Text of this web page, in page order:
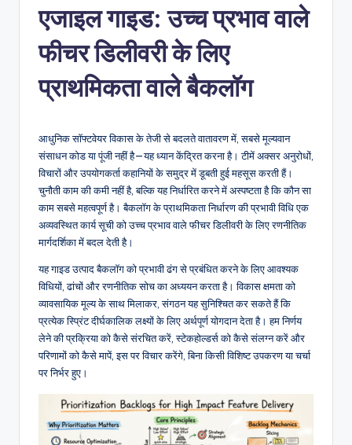
-
A
S
o
w
a
एजाइल गाइड: उच्च प्रभाव वाले
फीचर डिलीवरी के लिए
प्राथमिकता वाले बैकलॉग
आधुनिक सॉफ्टवेयर विकास के तेजी से बदलते वातावरण में, सबसे मूल्यवान
संसाधन कोड या पूंजी नहीं है—यह ध्यान केंद्रित करना है। टीमें अक्सर अनुरोधों,
विचारों और उपयोगकर्ता कहानियों के समुद्र में डूबती हुई महसूस करती हैं।
चुनौती काम की कमी नहीं है, बल्कि यह निर्धारित करने में अस्पष्टता है कि कौन सा
काम सबसे महत्वपूर्ण है। बैकलॉग के प्राथमिकता निर्धारण की प्रभावी विधि एक
अव्यवस्थित कार्य सूची को उच्च प्रभाव वाले फीचर डिलीवरी के लिए रणनीतिक
मार्गदर्शिका में बदल देती है।
यह गाइड उत्पाद बैकलॉग को प्रभावी ढंग से प्रबंधित करने के लिए आवश्यक
विधियों, ढांचों और रणनीतिक सोच का अध्ययन करता है। विकास क्षमता को
व्यावसायिक मूल्य के साथ मिलाकर, संगठन यह सुनिश्चित कर सकते हैं कि
प्रत्येक स्प्रिंट दीर्घकालिक लक्ष्यों के लिए अर्थपूर्ण योगदान देता है। हम निर्णय
लेने की प्रक्रिया को कैसे संरचित करें, स्टेकहोल्डर्स को कैसे संलग्न करें और
परिणामों को कैसे मापें, इस पर विचार करेंगे, बिना किसी विशिष्ट उपकरण या चर्चा
पर निर्भर हुए।